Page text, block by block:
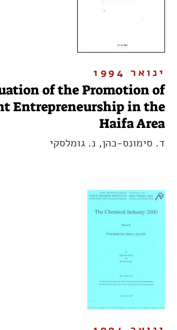
ינואר 1994
of the Promotion of
Entrepreneurship in the
Haifa Area
ד. סימונס-כהן, נ. גומלסקי